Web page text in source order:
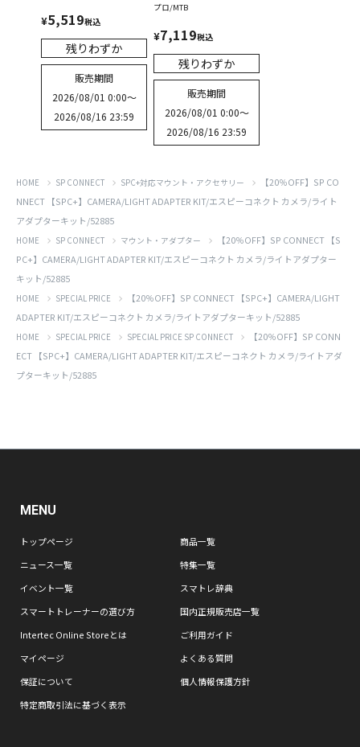
¥5,519税込
残りわずか
販売期間
2026/08/01 0:00〜
2026/08/16 23:59
プロ/MTB
¥7,119税込
残りわずか
販売期間
2026/08/01 0:00〜
2026/08/16 23:59
HOME SP CONNECT SPC+対応マウント・アクセサリー
【20％OFF】SP CO
NNECT 【SPC+】CAMERA/LIGHT ADAPTER KIT/エスピーコネクト カメラ/ライト
アダプターキット/52885
HOME SP CONNECT マウント・アダプター
【20％OFF】SP CONNECT 【S
PC+】CAMERA/LIGHT ADAPTER KIT/エスピーコネクト カメラ/ライトアダプター
キット/52885
HOME SPECIAL PRICE
【20％OFF】SP CONNECT 【SPC+】CAMERA/LIGHT
ADAPTER KIT/エスピーコネクト カメラ/ライトアダプターキット/52885
HOME SPECIAL PRICE SPECIAL PRICE SP CONNECT
【20％OFF】SP CONN
ECT 【SPC+】CAMERA/LIGHT ADAPTER KIT/エスピーコネクト カメラ/ライトアダ
プターキット/52885
MENU
トップページ
商品一覧
ニュース一覧
特集一覧
イベント一覧
スマトレ辞典
スマートトレーナーの選び方
国内正規販売店一覧
Intertec Online Storeとは
ご利用ガイド
マイページ
よくある質問
保証について
個人情報保護方針
特定商取引法に基づく表示